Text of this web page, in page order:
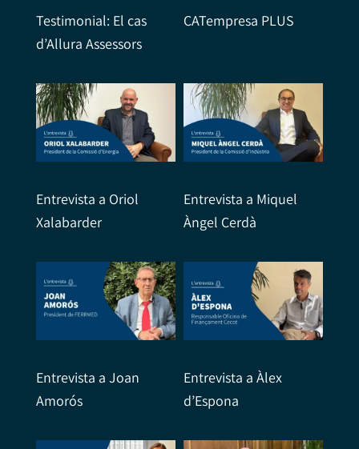
Testimonial: El cas
d’Allura Assessors
CATempresa PLUS
Entrevista a Oriol
Xalabarder
Entrevista a Miquel
Àngel Cerdà
Entrevista a Joan
Amorós
Entrevista a Àlex
d’Espona